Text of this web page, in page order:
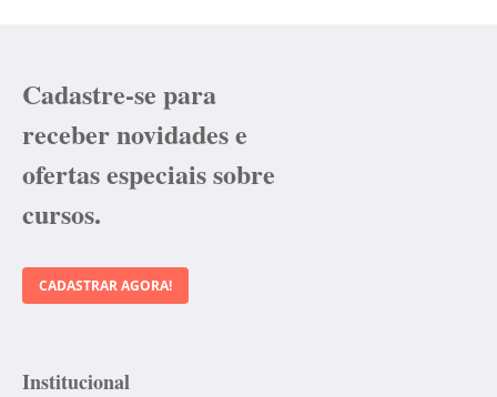
Cadastre-se para
receber novidades e
ofertas especiais sobre
cursos.
CADASTRAR AGORA!
Institucional